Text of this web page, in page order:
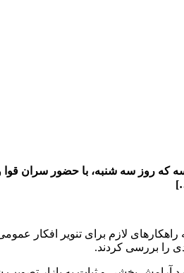
که روز سه شنبه، با حضور سران
لازم برای تنویر افکار
را بررسی کردند.